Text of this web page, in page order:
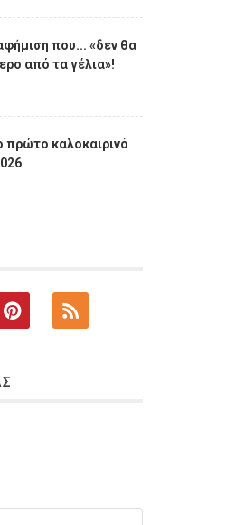
που... «δεν θα
από τα γέλια»!
πρώτο καλοκαιρινό